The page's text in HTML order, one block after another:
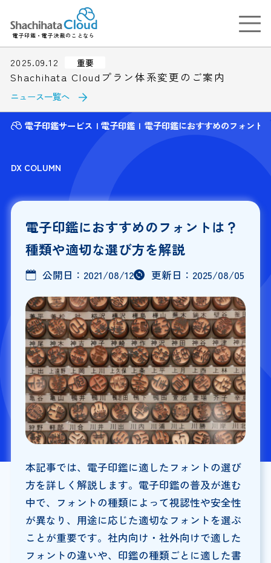
電子印鑑・電子決裁のことなら
2025.09.12 重要
Shachihata Cloudプラン体系変更のご案内
ニュース一覧へ
電子印鑑サービス 電子印鑑 電子印鑑におすすめのフォント
DX COLUMN
電子印鑑におすすめのフォントは？
種類や適切な選び方を解説
公開日： 2021/08/12 更新日： 2025/08/05
本記事では、電子印鑑に適したフォントの選び
方を詳しく解説します。電子印鑑の普及が進む
中で、フォントの種類によって視認性や安全性
が異なり、用途に応じた適切なフォントを選ぶ
ことが重要です。社内向け・社外向けで適した
フォントの違いや、印鑑の種類ごとに適した書